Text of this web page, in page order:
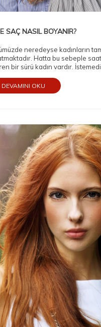
SAÇ NASIL BOYANIR?
neredeyse kadınların
Hatta bu sebeple
bir sürü kadın vardır.
ettiniz mi kuaförün sihirli
istediğimiz renge
DEVAMINI OKU